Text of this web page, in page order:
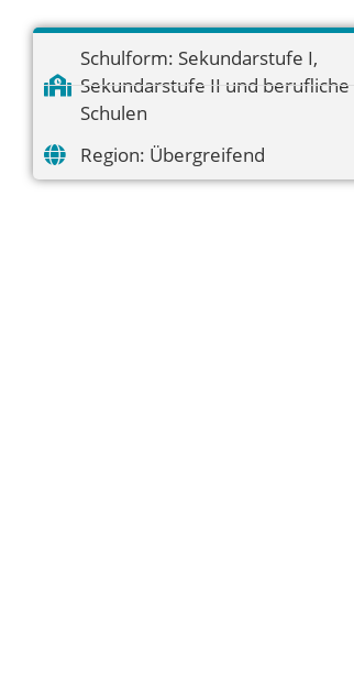
Schulform: Sekundarstufe I,
Sekundarstufe II und berufliche
Schulen
Region: Übergreifend